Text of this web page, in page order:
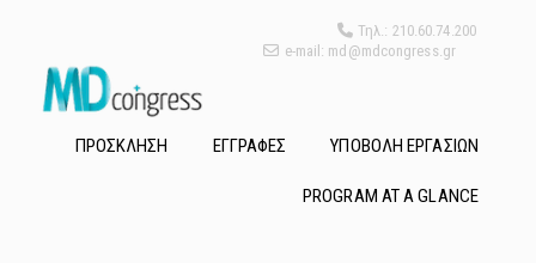
Τηλ.: 210.60.74.200
e-mail: md@mdcongress.gr
ΠΡΟΣΚΛΗΣΗ ΕΓΓΡΑΦΕΣ ΥΠΟΒΟΛΗ ΕΡΓΑΣΙΩΝ
PROGRAM AT A GLANCE